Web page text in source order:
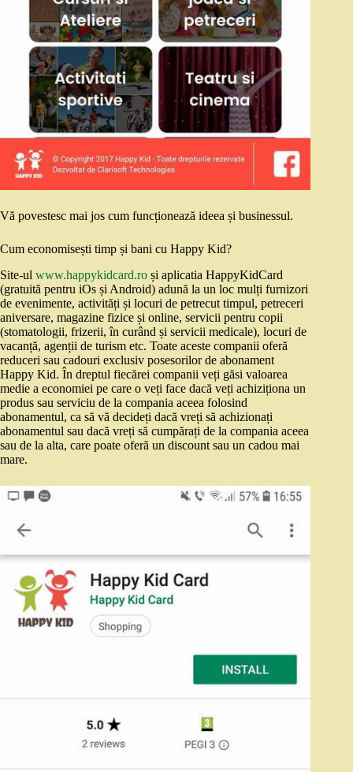
Vă povestesc mai jos cum funcționează ideea și businessul.
Cum economisești timp și bani cu Happy Kid?
Site-ul www.happykidcard.ro și aplicatia HappyKidCard
(gratuită pentru iOs și Android) adună la un loc mulți furnizori
de evenimente, activități și locuri de petrecut timpul, petreceri
aniversare, magazine fizice și online, servicii pentru copii
(stomatologii, frizerii, în curând și servicii medicale), locuri de
vacanță, agenții de turism etc. Toate aceste companii oferă
reduceri sau cadouri exclusiv posesorilor de abonament
Happy Kid. În dreptul fiecărei companii veți găsi valoarea
medie a economiei pe care o veți face dacă veți achiziționa un
produs sau serviciu de la compania aceea folosind
abonamentul, ca să vă decideți dacă vreți să achizionați
abonamentul sau dacă vreți să cumpărați de la compania aceea
sau de la alta, care poate oferă un discount sau un cadou mai
mare.